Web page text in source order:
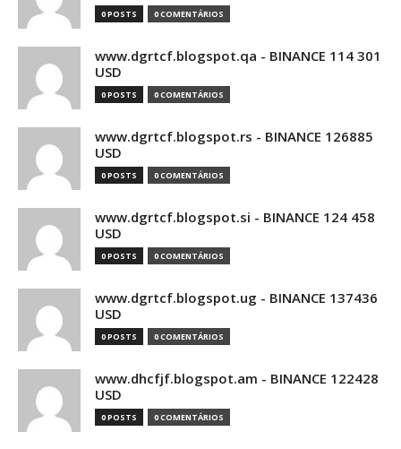
0 POSTS 0 COMENTÁRIOS
www.dgrtcf.blogspot.qa - BINANCE 114 301
USD
0 POSTS 0 COMENTÁRIOS
www.dgrtcf.blogspot.rs - BINANCE 126885
USD
0 POSTS 0 COMENTÁRIOS
www.dgrtcf.blogspot.si - BINANCE 124 458
USD
0 POSTS 0 COMENTÁRIOS
www.dgrtcf.blogspot.ug - BINANCE 137436
USD
0 POSTS 0 COMENTÁRIOS
www.dhcfjf.blogspot.am - BINANCE 122428
USD
0 POSTS 0 COMENTÁRIOS